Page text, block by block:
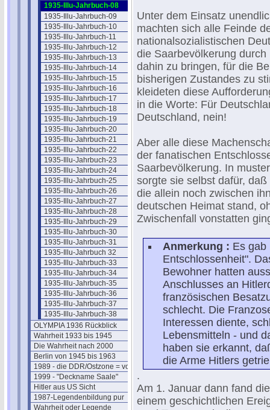
1935-Illu-Jahrbuch-08
1935-Illu-Jahrbuch-09
1935-Illu-Jahrbuch-10
1935-Illu-Jahrbuch-11
1935-Illu-Jahrbuch-12
1935-Illu-Jahrbuch-13
1935-Illu-Jahrbuch-14
1935-Illu-Jahrbuch-15
1935-Illu-Jahrbuch-16
1935-Illu-Jahrbuch-17
1935-Illu-Jahrbuch-18
1935-Illu-Jahrbuch-19
1935-Illu-Jahrbuch-20
1935-Illu-Jahrbuch-21
1935-Illu-Jahrbuch-22
1935-Illu-Jahrbuch-23
1935-Illu-Jahrbuch-24
1935-Illu-Jahrbuch-25
1935-Illu-Jahrbuch-26
1935-Illu-Jahrbuch-27
1935-Illu-Jahrbuch-28
1935-Illu-Jahrbuch-29
1935-Illu-Jahrbuch-30
1935-Illu-Jahrbuch-31
1935-Illu-Jahrbuch 32
1935-Illu-Jahrbuch-33
1935-Illu-Jahrbuch-34
1935-Illu-Jahrbuch-35
1935-Illu-Jahrbuch-36
1935-Illu-Jahrbuch-37
1935-Illu-Jahrbuch-38
OLYMPIA 1936 Rückblick
Wahrheit 1933 bis 1945
Die Wahrheit nach 2000
Berlin von 1945 bis 1963
1989 - die DDR/Ostzone = vorbei
1999 - "Deckname Saale"
Hitler aus US Sicht
1987-Legendenbildung pur
Wahrheit oder Legende
Unter dem Einsatz
machten sich alle Feinde
nationalsozialistischen
die Saarbevölkerung durch
dahin zu bringen, für die
bisherigen Zustandes zu
kleideten diese
in die Worte: Für
Deutschland, nein!
Aber alle diese
der fanatischen
Saarbevölkerung. In
sorgte sie selbst dafür,
die allein noch zwischen
deutschen Heimat stand,
Zwischenfall vonstatten
Anmerkung : Es gab
Entschlossenheit".
Bewohner hatten
Anschlusses an
französischen
schlecht. Die
Interessen diente,
Lebensmitteln - und
haben sie erkannt,
die Arme Hitlers
.
Am 1. Januar dann fand
einem geschichtlichen